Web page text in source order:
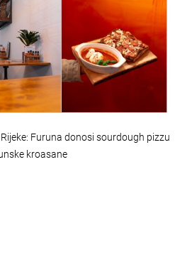
Furuna donosi sourdough pizzu
kroasane